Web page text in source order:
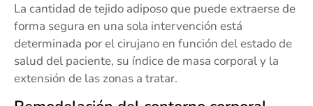
La cantidad de tejido adiposo que puede extraerse de
forma segura en una sola intervención está
determinada por el cirujano en función del estado de
salud del paciente, su índice de masa corporal y la
extensión de las zonas a tratar.